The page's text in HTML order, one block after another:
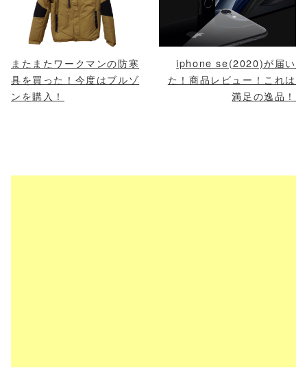
またまたワークマンの防寒
具を買った！今度はブルゾ
ンを購入！
iphone se(2020)が届い
た！商品レビュー！これは
満足の逸品！